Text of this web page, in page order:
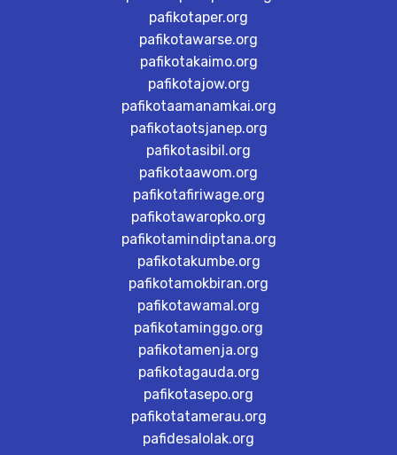
pafikotaper.org
pafikotawarse.org
pafikotakaimo.org
pafikotajow.org
pafikotaamanamkai.org
pafikotaotsjanep.org
pafikotasibil.org
pafikotaawom.org
pafikotafiriwage.org
pafikotawaropko.org
pafikotamindiptana.org
pafikotakumbe.org
pafikotamokbiran.org
pafikotawamal.org
pafikotaminggo.org
pafikotamenja.org
pafikotagauda.org
pafikotasepo.org
pafikotatamerau.org
pafidesalolak.org